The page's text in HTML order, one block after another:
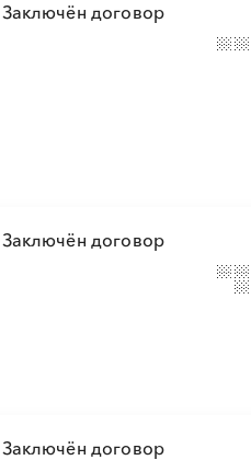
Заключён договор
Заключён договор
Заключён договор